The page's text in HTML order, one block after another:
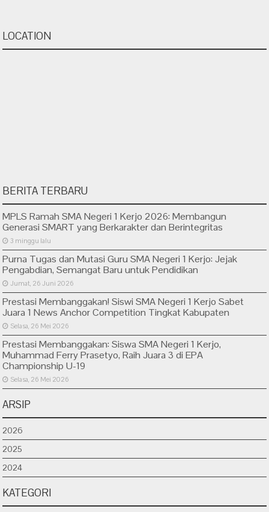
LOCATION
BERITA TERBARU
MPLS Ramah SMA Negeri 1 Kerjo 2026: Membangun
Generasi SMART yang Berkarakter dan Berintegritas
3 minggu lalu
Purna Tugas dan Mutasi Guru SMA Negeri 1 Kerjo: Jejak
Pengabdian, Semangat Baru untuk Pendidikan
Jumat, 26 Juni 2026
Prestasi Membanggakan! Siswi SMA Negeri 1 Kerjo Sabet
Juara 1 News Anchor Competition Tingkat Kabupaten
Selasa, 26 Mei 2026
Prestasi Membanggakan: Siswa SMA Negeri 1 Kerjo,
Muhammad Ferry Prasetyo, Raih Juara 3 di EPA
Championship U-19
Selasa, 26 Mei 2026
ARSIP
2026
2025
2024
KATEGORI